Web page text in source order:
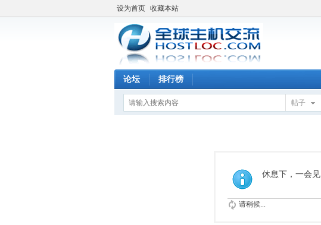
设为首页 收藏本站
论坛 排行榜
帖子
休息下，一会见
请稍候...